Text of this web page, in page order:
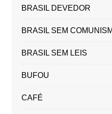
BRASIL DEVEDOR
BRASIL SEM
BRASIL SEM LEIS
BUFOU
CAFÉ